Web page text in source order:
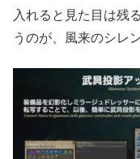
入れると見た目は残
うのが、風来のシレ